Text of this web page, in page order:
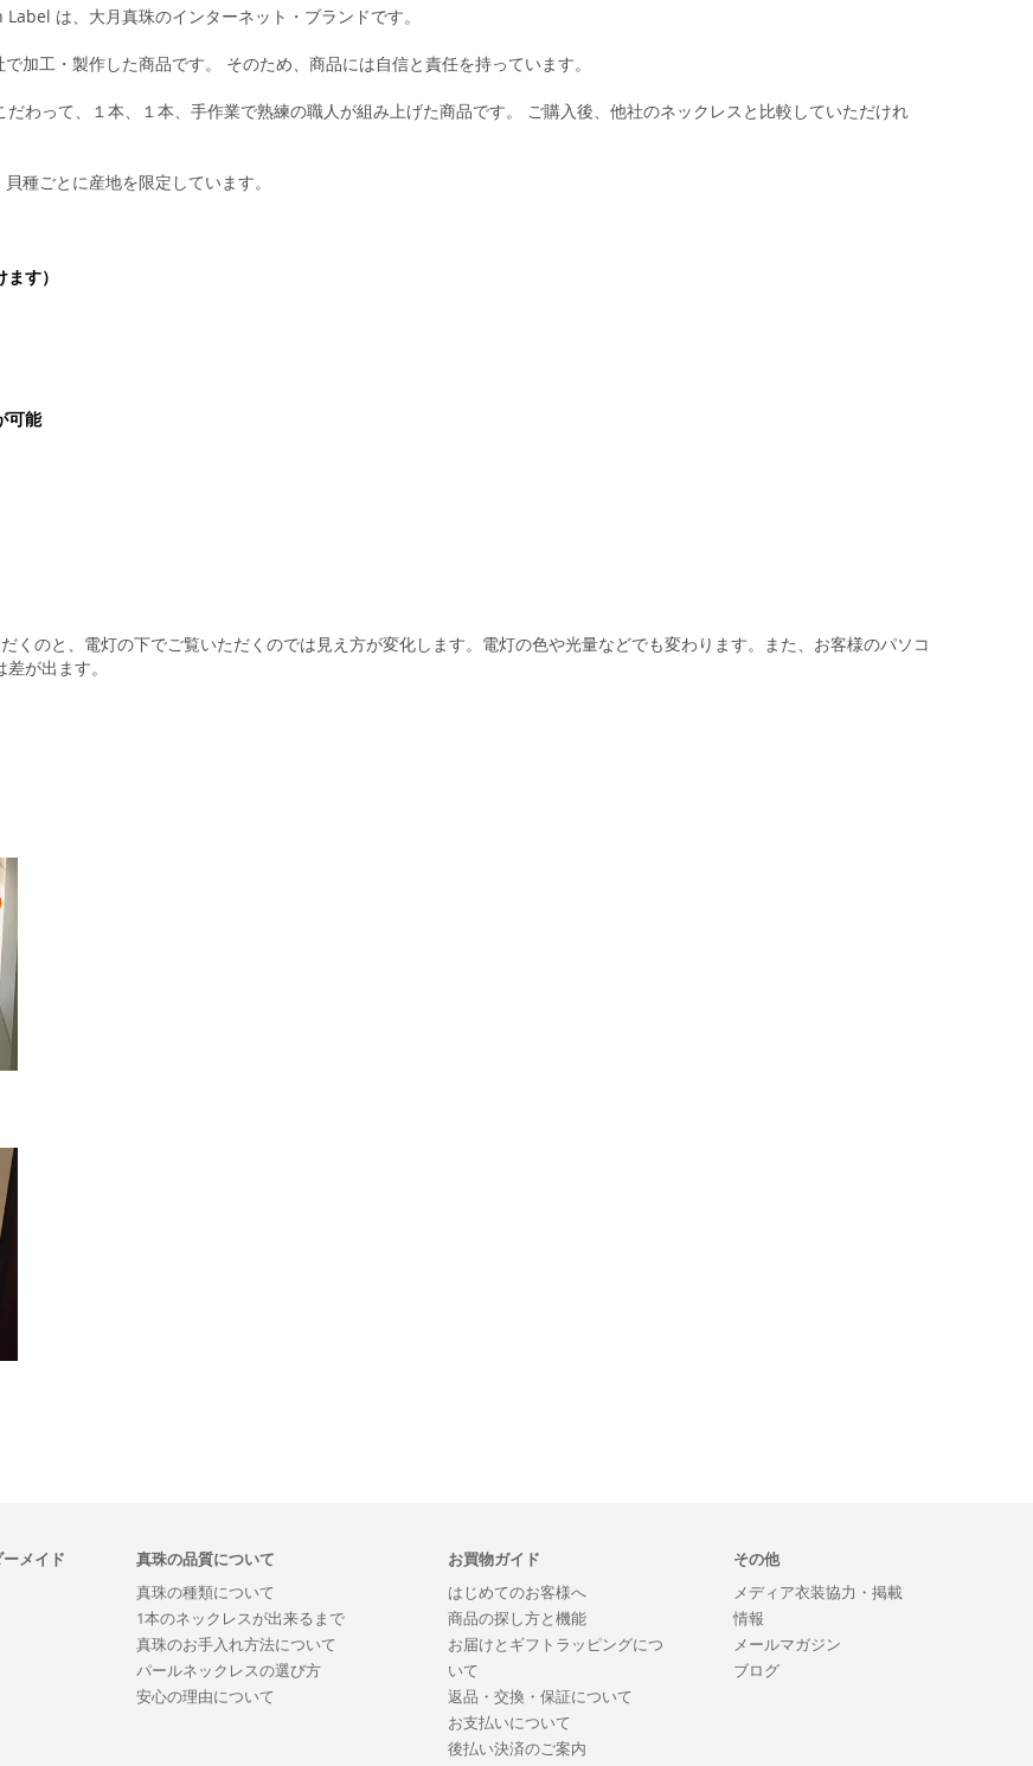
は、大月真珠のインターネット・ブランドです。
加工・製作した商品です。 そのため、商品には自信と責任を持っています。
わって、１本、１本、手作業で熟練の職人が組み上げた商品です。 ご購入後、他社のネックレスと比較していただけれ
種ごとに産地を限定しています。
す）
可能
くのと、電灯の下でご覧いただくのでは見え方が変化します。電灯の色や光量などでも変わります。また、お客様のパソコ
が出ます。
メイド
真珠の品質について
真珠の種類について
1本のネックレスが出来るまで
真珠のお手入れ方法について
パールネックレスの選び方
安心の理由について
お買物ガイド
はじめてのお客様へ
商品の探し方と機能
お届けとギフトラッピングにつ
いて
返品・交換・保証について
お支払いについて
後払い決済のご案内
その他
メディア衣装協力・掲載
情報
メールマガジン
ブログ